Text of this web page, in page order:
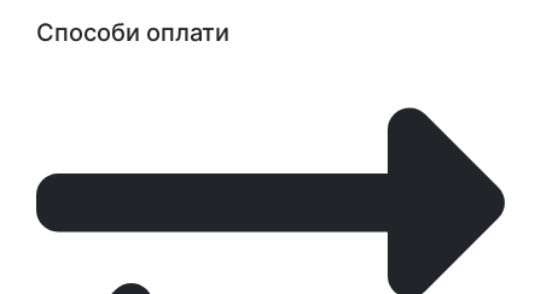
Способи оплати